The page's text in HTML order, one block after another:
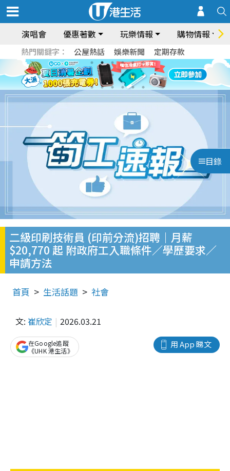
演唱會 優惠著數 玩樂情報 購物情報
熱門關鍵字： 公屋熱話 娛樂新聞 定期存款
目錄
二級印刷技術員 (印前分流)招聘｜月薪
$20,770 起 附政府工入職條件／學歷要求／
申請方法
首頁 生活話題 社會
文: 崔欣定 2026.03.21
用 App 睇文
在Google追蹤
《UHK 港生活》